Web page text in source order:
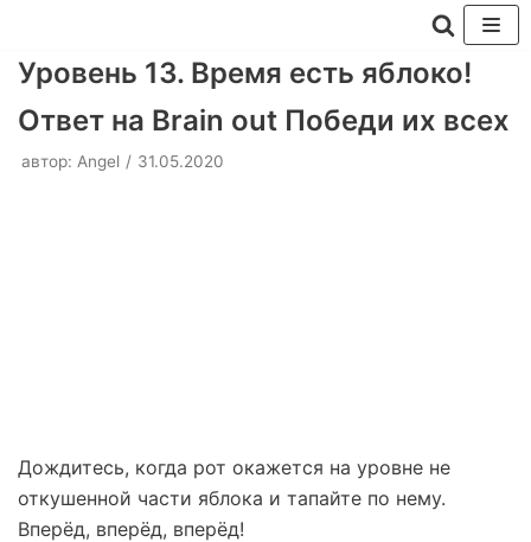
Перейти
содержимому
Уровень 13. Время есть яблоко!
Ответ на Brain out Победи их всех
автор: Angel 31.05.2020
Дождитесь, когда рот окажется на уровне не
откушенной части яблока и тапайте по нему.
Вперёд, вперёд, вперёд!